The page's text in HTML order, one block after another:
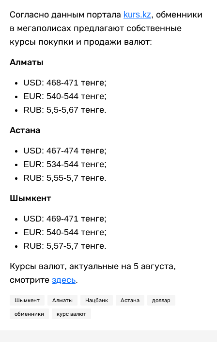
Согласно данным портала kurs.kz, обменники
в мегаполисах предлагают собственные
курсы покупки и продажи валют:
Алматы
USD: 468-471 тенге;
EUR: 540-544 тенге;
RUB: 5,5-5,67 тенге.
Астана
USD: 467-474 тенге;
EUR: 534-544 тенге;
RUB: 5,55-5,7 тенге.
Шымкент
USD: 469-471 тенге;
EUR: 540-544 тенге;
RUB: 5,57-5,7 тенге.
Курсы валют, актуальные на 5 августа,
смотрите здесь.
Шымкент Алматы Нацбанк Астана доллар
обменники курс валют